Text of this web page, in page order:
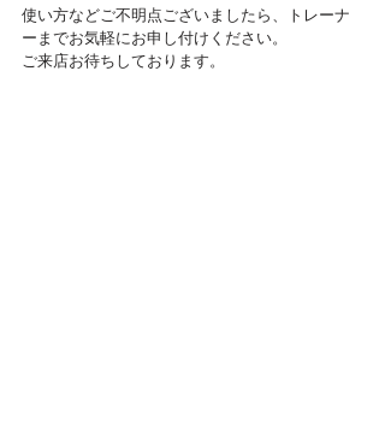
使い方などご不明点ございましたら、トレーナ
ーまでお気軽にお申し付けください。
ご来店お待ちしております。